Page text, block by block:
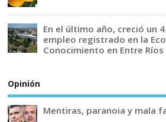
En el último año, creció un
empleo registrado en la
Conocimiento en Entre Ríos
Opinión
Mentiras, paranoia y mala